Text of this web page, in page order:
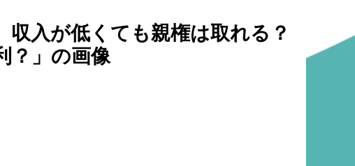
収入が低くても親権は取れる？
？」の画像